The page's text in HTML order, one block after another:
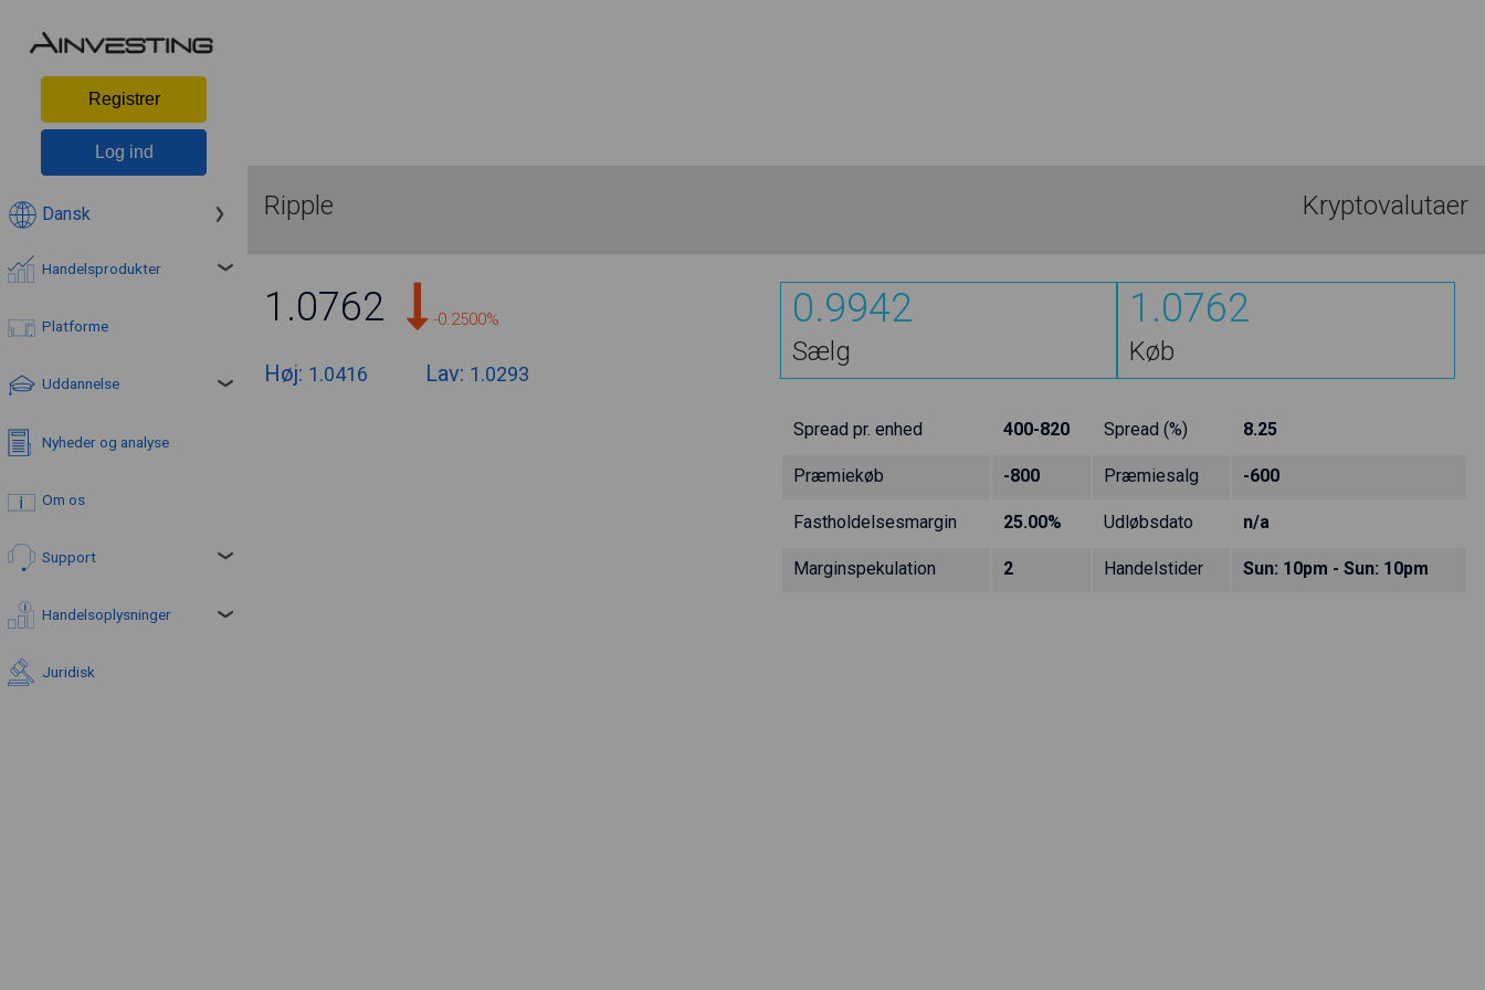
Registrer
Log ind
Dansk
Handelsprodukter
Platforme
Uddannelse
Nyheder og analyse
Om os
Support
Handelsoplysninger
Juridisk
Ripple Kryptovalutaer
1.0762 -0.2500%
Høj: 1.0416 Lav: 1.0293
0.9942
Sælg
1.0762
Køb
Spread pr. enhed 400-820 Spread (%) 8.25
Præmiekøb -800 Præmiesalg -600
Fastholdelsesmargin 25.00% Udløbsdato n/a
Marginspekulation 2 Handelstider Sun: 10pm - Sun: 10pm